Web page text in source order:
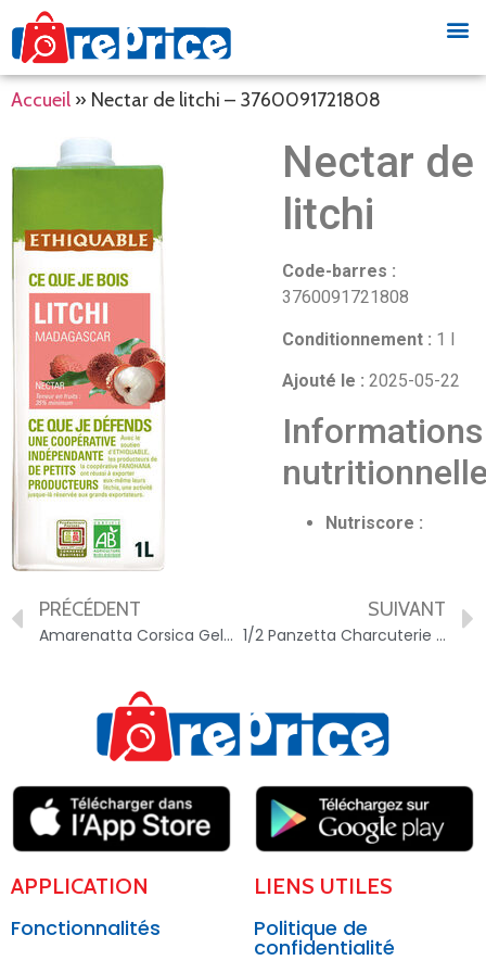
Accueil » Nectar de litchi – 3760091721808
Nectar de
litchi
Code-barres :
3760091721808
Conditionnement : 1 l
Ajouté le : 2025-05-22
Informations
Nutriscore :
PRÉCÉDENT
Amarenatta Corsica Gelateria – 3760125220604
SUIVANT
1/2 Panzetta Charcuterie FOLACCI430 – 282703069663
APPLICATION
Fonctionnalités
LIENS UTILES
Politique de
confidentialité